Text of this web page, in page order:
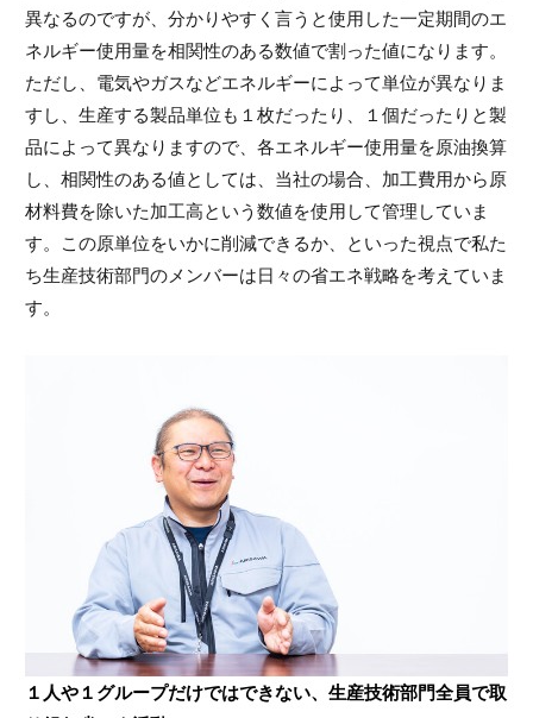
異なるのですが、分かりやすく言うと使用した一定期間のエ
ネルギー使用量を相関性のある数値で割った値になります。
ただし、電気やガスなどエネルギーによって単位が異なりま
すし、生産する製品単位も１枚だったり、１個だったりと製
品によって異なりますので、各エネルギー使用量を原油換算
し、相関性のある値としては、当社の場合、加工費用から原
材料費を除いた加工高という数値を使用して管理していま
す。この原単位をいかに削減できるか、といった視点で私た
ち生産技術部門のメンバーは日々の省エネ戦略を考えていま
す。
１人や１グループだけではできない、 生産技術部門全員で取